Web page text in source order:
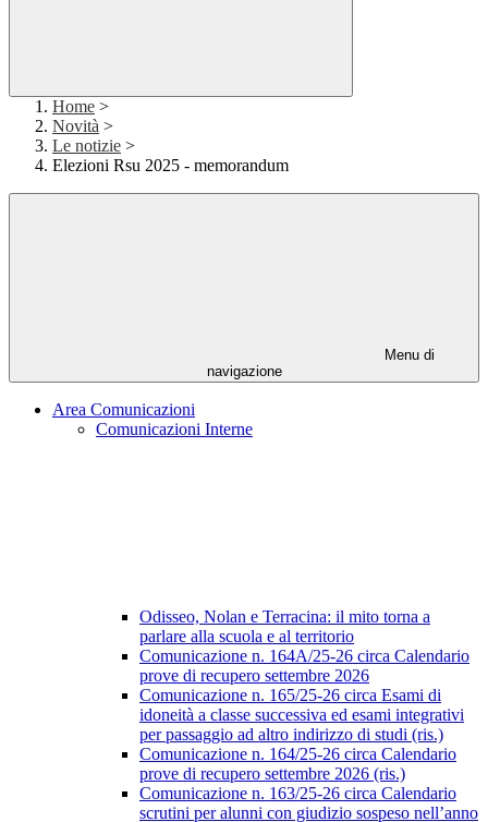
Home >
Novità >
Le notizie >
Elezioni Rsu 2025 - memorandum
Menu di
navigazione
Area Comunicazioni
Comunicazioni Interne
Odisseo, Nolan e Terracina: il mito torna a
parlare alla scuola e al territorio
Comunicazione n. 164A/25-26 circa Calendario
prove di recupero settembre 2026
Comunicazione n. 165/25-26 circa Esami di
idoneità a classe successiva ed esami integrativi
per passaggio ad altro indirizzo di studi (ris.)
Comunicazione n. 164/25-26 circa Calendario
prove di recupero settembre 2026 (ris.)
Comunicazione n. 163/25-26 circa Calendario
scrutini per alunni con giudizio sospeso nell’anno